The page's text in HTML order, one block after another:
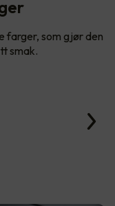
farger, som gjør den
smak.